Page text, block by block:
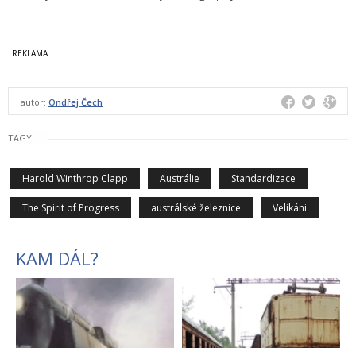
autor: Ondřej Čech
TAGY
Harold Winthrop Clapp Austrálie Standardizace
The Spirit of Progress austrálské železnice Velikáni
KAM DÁL?